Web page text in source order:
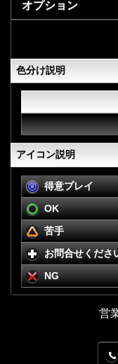
オプション
色分け説明
アイコン説明
得意プレイ
OK
苦手
お問合せくださ
NG
営